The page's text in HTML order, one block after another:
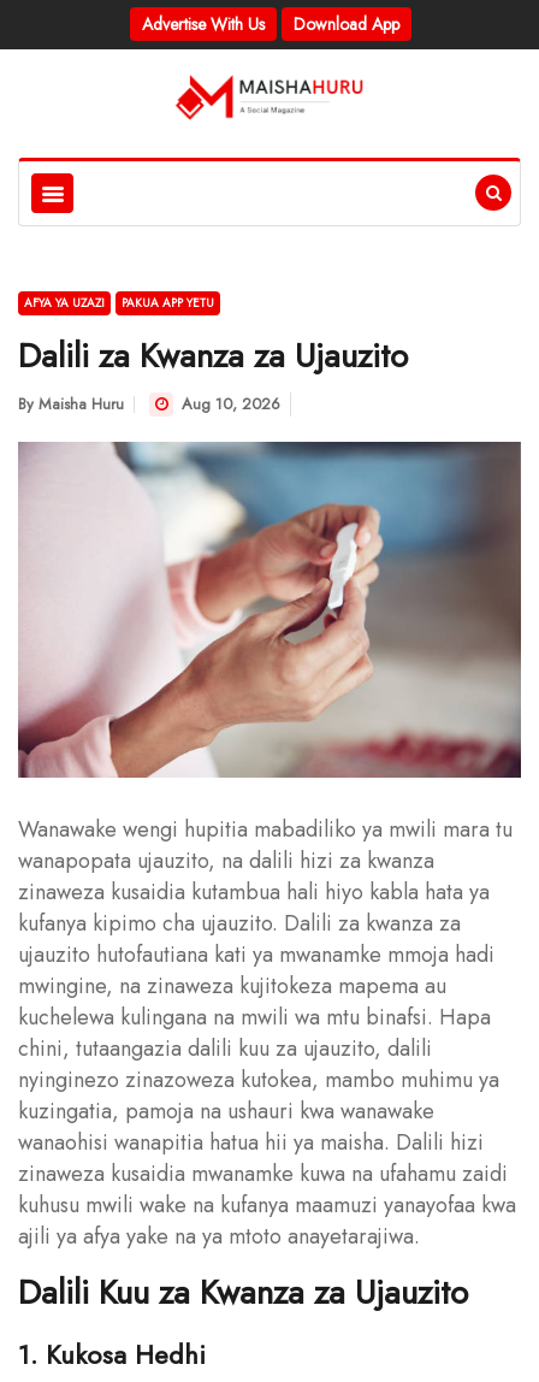
Advertise With Us Download App
AFYA YA UZAZI PAKUA APP YETU
Dalili za Kwanza za Ujauzito
By Maisha Huru Aug 10, 2026
Wanawake wengi hupitia mabadiliko ya mwili mara tu
wanapopata ujauzito, na dalili hizi za kwanza
zinaweza kusaidia kutambua hali hiyo kabla hata ya
kufanya kipimo cha ujauzito. Dalili za kwanza za
ujauzito hutofautiana kati ya mwanamke mmoja hadi
mwingine, na zinaweza kujitokeza mapema au
kuchelewa kulingana na mwili wa mtu binafsi. Hapa
chini, tutaangazia dalili kuu za ujauzito, dalili
nyinginezo zinazoweza kutokea, mambo muhimu ya
kuzingatia, pamoja na ushauri kwa wanawake
wanaohisi wanapitia hatua hii ya maisha. Dalili hizi
zinaweza kusaidia mwanamke kuwa na ufahamu zaidi
kuhusu mwili wake na kufanya maamuzi yanayofaa kwa
ajili ya afya yake na ya mtoto anayetarajiwa.
Dalili Kuu za Kwanza za Ujauzito
1. Kukosa Hedhi